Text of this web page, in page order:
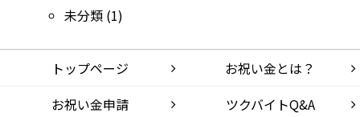
未分類 (1)
トップページ
お祝い金とは？
お祝い金申請
ツクバイトQ&A